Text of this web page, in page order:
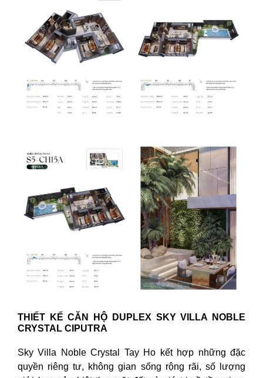
THIẾT KẾ CĂN HỘ DUPLEX SKY VILLA NOBLE
CRYSTAL CIPUTRA
Sky Villa Noble Crystal Tay Ho kết hợp những đặc
quyền riêng tư, không gian sống rộng rãi, số lượng